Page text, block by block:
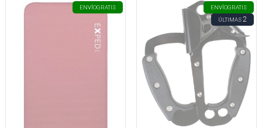
ENVÍOGRATIS ENVÍOGRATIS
ÚLTIMAS2